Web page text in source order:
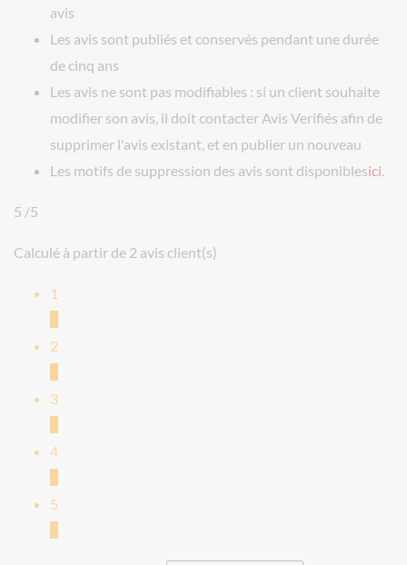
avis
Les avis sont publiés et conservés pendant une durée
de cinq ans
Les avis ne sont pas modifiables : si un client souhaite
modifier son avis, il doit contacter Avis Verifiés afin de
supprimer l'avis existant, et en publier un nouveau
Les motifs de suppression des avis sont disponiblesici
5 /5
Calculé à partir de 2 avis client(s)
1
2
3
4
5